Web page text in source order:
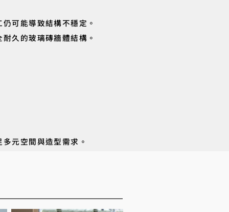
可能導致結構不穩定。
久的玻璃磚牆體結構。
元空間與造型需求。